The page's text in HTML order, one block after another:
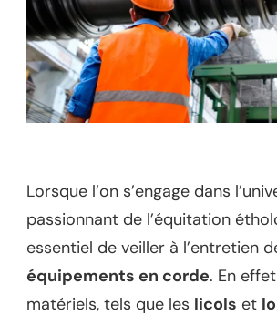
Lorsque l’on s’engage dans
passionnant de l’équitation
essentiel de veiller à l’entretien
équipements en corde. En
matériels, tels que les licols et